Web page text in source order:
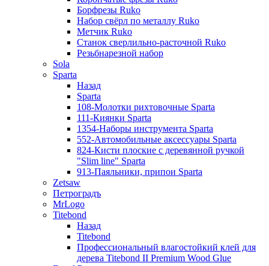
Борфрезы Ruko
Набор свёрл по металлу Ruko
Метчик Ruko
Станок сверлильно-расточной Ruko
Резьбнарезной набор
Sola
Sparta
Назад
Sparta
108-Молотки рихтовочные Sparta
111-Киянки Sparta
1354-Наборы инструмента Sparta
552-Автомобильные аксессуары Sparta
824-Кисти плоские с деревянной ручкой
"Slim line" Sparta
913-Паяльники, припои Sparta
Zetsaw
Петроградъ
MrLogo
Titebond
Назад
Titebond
Профессиональный влагостойкий клей для
дерева Titebond II Premium Wood Glue